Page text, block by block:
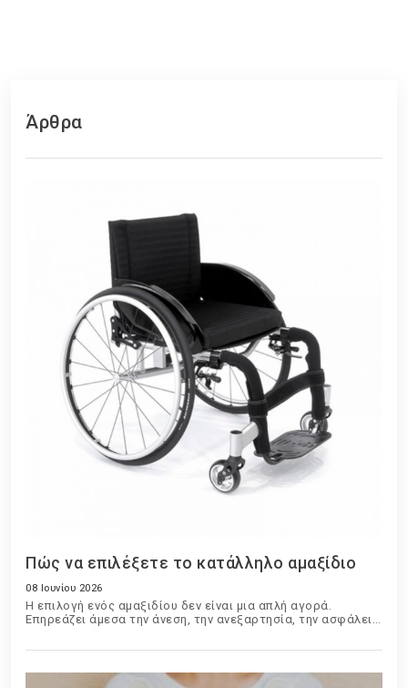
Άρθρα
Πώς να επιλέξετε το κατάλληλο αμαξίδιο
08 Ιουνίου 2026
Η επιλογή ενός αμαξιδίου δεν είναι μια απλή αγορά.
Επηρεάζει άμεσα την άνεση, την ανεξαρτησία, την ασφάλεια
προσεκτική αξιολόγηση πολλών παραγόντων.